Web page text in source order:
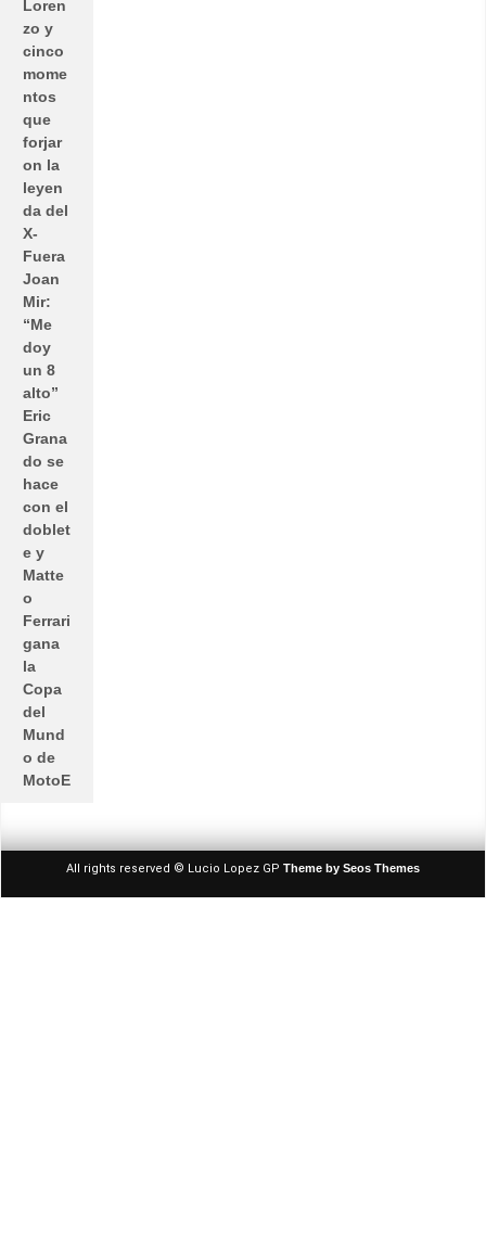
Loren
zo y
cinco
mome
ntos
que
forjar
on la
leyen
da del
X-
Fuera
Joan
Mir:
“Me
doy
un 8
alto”
Eric
Grana
do se
hace
con el
doblet
e y
Matte
o
Ferrari
gana
la
Copa
del
Mund
o de
MotoE
All rights reserved © Lucio Lopez GP Theme by Seos Themes